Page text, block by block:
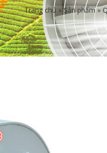
Trang chủ »Sản phẩm»